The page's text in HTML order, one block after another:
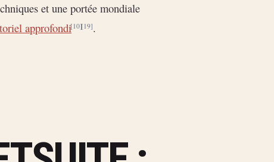
et une portée mondiale
approfondi[10][19].